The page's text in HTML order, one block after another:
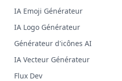
IA Emoji Générateur
IA Logo Générateur
Générateur d'icônes AI
IA Vecteur Générateur
Flux Dev